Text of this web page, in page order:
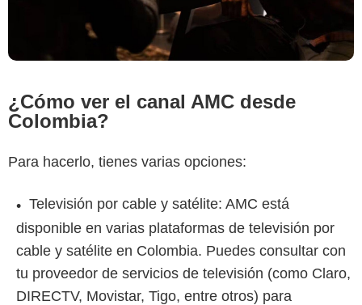
¿Cómo ver el canal AMC desde
Colombia?
Para hacerlo, tienes varias opciones:
Televisión por cable y satélite: AMC está
disponible en varias plataformas de televisión por
cable y satélite en Colombia. Puedes consultar con
tu proveedor de servicios de televisión (como Claro,
DIRECTV, Movistar, Tigo, entre otros) para